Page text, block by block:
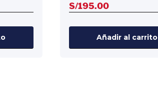
S/195.00
Añadir al carrito